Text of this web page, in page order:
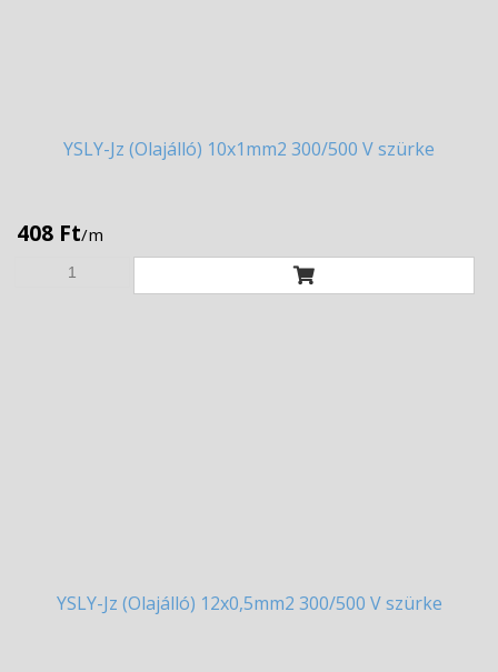
YSLY-Jz (Olajálló) 10x1mm2 300/500 V szürke
408 Ft/m
YSLY-Jz (Olajálló) 12x0,5mm2 300/500 V szürke